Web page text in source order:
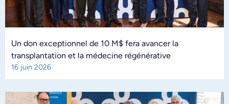
Un don exceptionnel de 10 M$ fera avancer la
transplantation et la médecine régénérative
16 juin 2026